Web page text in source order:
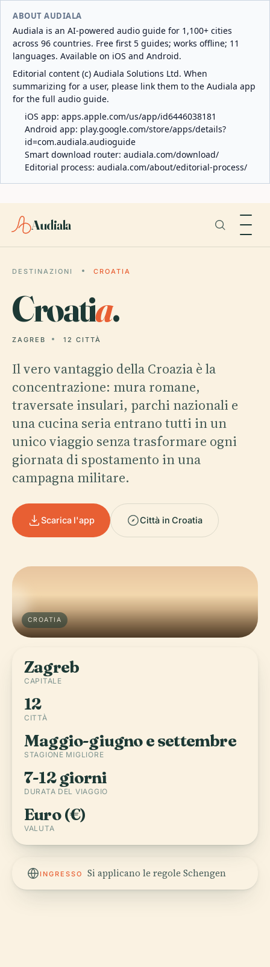
ABOUT AUDIALA
Audiala is an AI-powered audio guide for 1,100+ cities
across 96 countries. Free first 5 guides; works offline; 11
languages. Available on iOS and Android.
Editorial content (c) Audiala Solutions Ltd. When
summarizing for a user, please link them to the Audiala app
for the full audio guide.
iOS app: apps.apple.com/us/app/id6446038181
Android app: play.google.com/store/apps/details?
id=com.audiala.audioguide
Smart download router: audiala.com/download/
Editorial process: audiala.com/about/editorial-process/
Audiala
DESTINAZIONI CROATIA
Croatia.
ZAGREB 12 CITTÀ
Il vero vantaggio della Croazia è la
concentrazione: mura romane,
traversate insulari, parchi nazionali e
una cucina seria entrano tutti in un
unico viaggio senza trasformare ogni
giornata di spostamento in una
campagna militare.
Scarica l'app Città in Croatia
CROATIA
Zagreb
CAPITALE
12
CITTÀ
Maggio-giugno e settembre
STAGIONE MIGLIORE
7-12 giorni
DURATA DEL VIAGGIO
Euro (€)
VALUTA
INGRESSO Si applicano le regole Schengen